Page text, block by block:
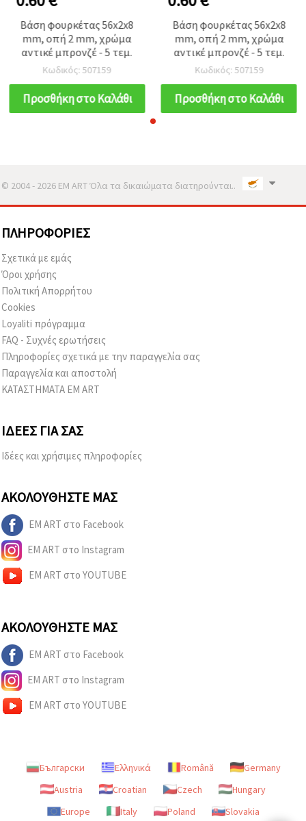
Βάση φουρκέτας 56x2x8
mm, οπή 2 mm, χρώμα
αντικέ μπρονζέ - 5 τεμ.
Κωδικός: 507159
Προσθήκη στο Καλάθι
Βάση φουρκέτας 56x2x8
mm, οπή 2 mm, χρώμα
αντικέ μπρονζέ - 5 τεμ.
Κωδικός: 507159
Προσθήκη στο Καλάθι
© 2004 - 2026 EM ART Όλα τα δικαιώματα διατηρούνται..
ΠΛΗΡΟΦΟΡΊΕΣ
Σχετικά με εμάς
Όροι χρήσης
Πολιτική Απορρήτου
Cookies
Loyaliti πρόγραμμα
FAQ - Συχνές ερωτήσεις
Πληροφορίες σχετικά με την παραγγελία σας
Παραγγελία και αποστολή
ΚΑΤΑΣΤΗΜΑΤΑ EM ART
ΙΔΈΕΣ ΓΙΑ ΣΑΣ
Ιδέες και χρήσιμες πληροφορίες
ΑΚΟΛΟΥΘΉΣΤΕ ΜΑΣ
EM ART στο Facebook
EM ART στο Instagram
EM ART στο YOUTUBE
ΑΚΟΛΟΥΘΉΣΤΕ ΜΑΣ
EM ART στο Facebook
EM ART στο Instagram
EM ART στο YOUTUBE
Български Ελληνικά Română
Germany
Austria
Croatian Czech
Hungary
Europe
Italy Poland Slovakia